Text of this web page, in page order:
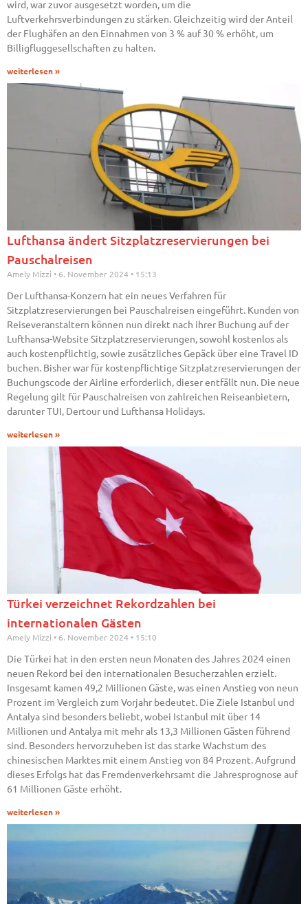
wird, war zuvor ausgesetzt worden, um die
Luftverkehrsverbindungen zu stärken. Gleichzeitig wird der Anteil
der Flughäfen an den Einnahmen von 3 % auf 30 % erhöht, um
Billigfluggesellschaften zu halten.
weiterlesen »
Lufthansa ändert Sitzplatzreservierungen bei
Pauschalreisen
Amely Mizzi 6. November 2024 15:13
Der Lufthansa-Konzern hat ein neues Verfahren für
Sitzplatzreservierungen bei Pauschalreisen eingeführt. Kunden von
Reiseveranstaltern können nun direkt nach ihrer Buchung auf der
Lufthansa-Website Sitzplatzreservierungen, sowohl kostenlos als
auch kostenpflichtig, sowie zusätzliches Gepäck über eine Travel ID
buchen. Bisher war für kostenpflichtige Sitzplatzreservierungen der
Buchungscode der Airline erforderlich, dieser entfällt nun. Die neue
Regelung gilt für Pauschalreisen von zahlreichen Reiseanbietern,
darunter TUI, Dertour und Lufthansa Holidays.
weiterlesen »
Türkei verzeichnet Rekordzahlen bei
internationalen Gästen
Amely Mizzi 6. November 2024 15:10
Die Türkei hat in den ersten neun Monaten des Jahres 2024 einen
neuen Rekord bei den internationalen Besucherzahlen erzielt.
Insgesamt kamen 49,2 Millionen Gäste, was einen Anstieg von neun
Prozent im Vergleich zum Vorjahr bedeutet. Die Ziele Istanbul und
Antalya sind besonders beliebt, wobei Istanbul mit über 14
Millionen und Antalya mit mehr als 13,3 Millionen Gästen führend
sind. Besonders hervorzuheben ist das starke Wachstum des
chinesischen Marktes mit einem Anstieg von 84 Prozent. Aufgrund
dieses Erfolgs hat das Fremdenverkehrsamt die Jahresprognose auf
61 Millionen Gäste erhöht.
weiterlesen »